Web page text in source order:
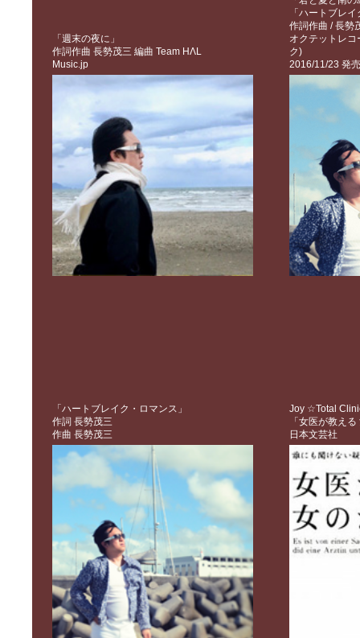
「週末の夜に」
作詞作曲 長勢茂三 編曲 Team HΛL
Music.jp
「ハートブレ
作詞作曲 / 長勢
オクテットレ
ク)
2016/11/23 発売
「ハートブレイク・ロマンス」
作詞 長勢茂三
作曲 長勢茂三
Joy ☆Total
「女医が教え
日本文芸社